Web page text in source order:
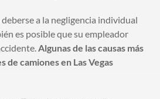
a la negligencia individual
es posible que su empleador
Algunas de las causas más
de camiones en Las Vegas